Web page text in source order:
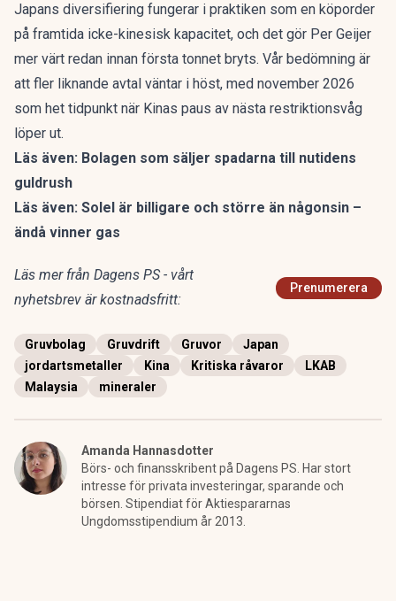
Japans diversifiering fungerar i praktiken som en köporder
på framtida icke-kinesisk kapacitet, och det gör Per Geijer
mer värt redan innan första tonnet bryts. Vår bedömning är
att fler liknande avtal väntar i höst, med november 2026
som het tidpunkt när Kinas paus av nästa restriktionsvåg
löper ut.
Läs även: Bolagen som säljer spadarna till nutidens
guldrush
Läs även: Solel är billigare och större än någonsin –
ändå vinner gas
Läs mer från Dagens PS - vårt
nyhetsbrev är kostnadsfritt:
Prenumerera
Gruvbolag Gruvdrift Gruvor
Japan
jordartsmetaller
Kina Kritiska råvaror
LKAB
Malaysia
mineraler
Amanda Hannasdotter
Börs- och finansskribent på Dagens PS. Har stort
intresse för privata investeringar, sparande och
börsen. Stipendiat för Aktiespararnas
Ungdomsstipendium år 2013.